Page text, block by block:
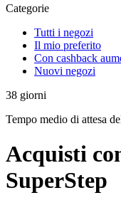
Categorie
Tutti i negozi
Il mio preferito
Con cashback
Nuovi negozi
38 giorni
Tempo medio di attesa
Acquisti
SuperStep